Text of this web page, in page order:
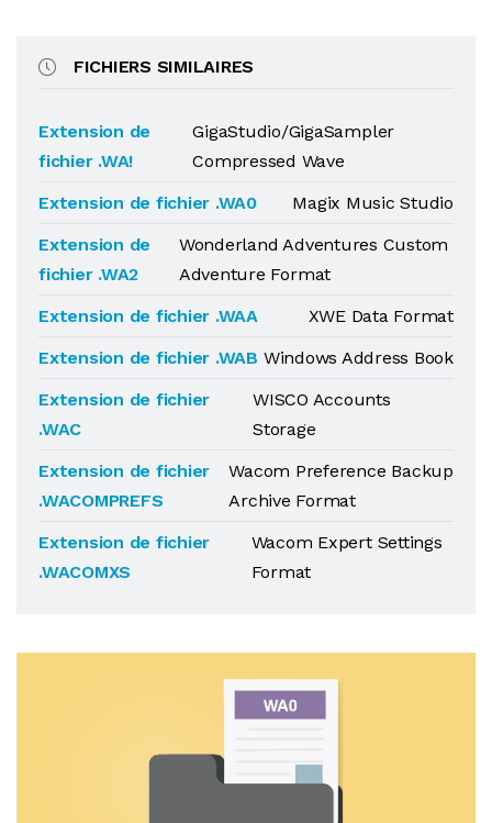
FICHIERS SIMILAIRES
Extension de
fichier .WA!
GigaStudio/GigaSampler
Compressed Wave
Extension de fichier .WA0
Magix Music Studio
Extension de
fichier .WA2
Wonderland Adventures Custom
Adventure Format
Extension de fichier .WAA
XWE Data Format
Extension de fichier .WAB Windows Address Book
Extension de fichier
.WAC
WISCO Accounts
Storage
Extension de fichier
.WACOMPREFS
Wacom Preference Backup
Archive Format
Extension de fichier
.WACOMXS
Wacom Expert Settings
Format